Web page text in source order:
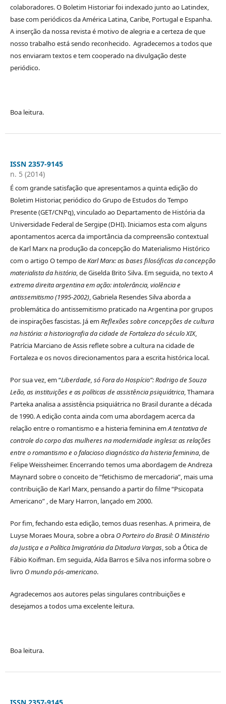
colaboradores. O Boletim Historiar foi indexado junto ao Latindex,
base com periódicos da América Latina, Caribe, Portugal e Espanha.
A inserção da nossa revista é motivo de alegria e a certeza de que
nosso trabalho está sendo reconhecido. Agradecemos a todos que
nos enviaram textos e tem cooperado na divulgação deste
periódico.
Boa leitura.
ISSN 2357-9145
n. 5 (2014)
É com grande satisfação que apresentamos a quinta edição do
Boletim Historiar, periódico do Grupo de Estudos do Tempo
Presente (GET/CNPq), vinculado ao Departamento de História da
Universidade Federal de Sergipe (DHI). Iniciamos esta com alguns
apontamentos acerca da importância da compreensão contextual
de Karl Marx na produção da concepção do Materialismo Histórico
com o artigo O tempo deKarl Marx: as bases filosóficas da concepção
materialista da história, de Giselda Brito Silva. Em seguida, no textoA
extrema direita argentina em ação: intolerância, violência e
antissemitismo (1995-2002), Gabriela Resendes Silva aborda a
problemática do antissemitismo praticado na Argentina por grupos
de inspirações fascistas. Já emReflexões sobre concepções de cultura
na história: a historiografia da cidade de Fortaleza do século XIX,
Patrícia Marciano de Assis reflete sobre a cultura na cidade de
Fortaleza e os novos direcionamentos para a escrita histórica local.
Por sua vez, em “Liberdade, só Fora do Hospício”: Rodrigo de Souza
Leão, as instituições e as políticas de assistência psiquiátrica, Thamara
Parteka analisa a assistência psiquiátrica no Brasil durante a década
de 1990. A edição conta ainda com uma abordagem acerca da
relação entre o romantismo e a histeria feminina emA tentativa de
controle do corpo das mulheres na modernidade inglesa: as relações
entre o romantismo e o falacioso diagnóstico da histeria feminina, de
Felipe Weissheimer. Encerrando temos uma abordagem de Andreza
Maynard sobre o conceito de “fetichismo de mercadoria”, mais uma
contribuição de Karl Marx, pensando a partir do filme “Psicopata
Americano” , de Mary Harron, lançado em 2000.
Por fim, fechando esta edição, temos duas resenhas. A primeira, de
Luyse Moraes Moura, sobre a obra O Porteiro do Brasil: O Ministério
da Justiça e a Política Imigratória da Ditadura Vargas, sob a Ótica de
Fábio Koifman. Em seguida, Aída Barros e Silva nos informa sobre o
livro O mundo pós-americano.
Agradecemos aos autores pelas singulares contribuições e
desejamos a todos uma excelente leitura.
Boa leitura.